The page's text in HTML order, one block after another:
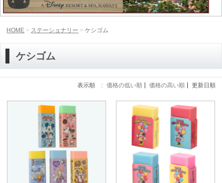
HOME ステーショナリー ケシゴム
ケシゴム
表示順 : 価格の低い順 価格の高い順 更新日順